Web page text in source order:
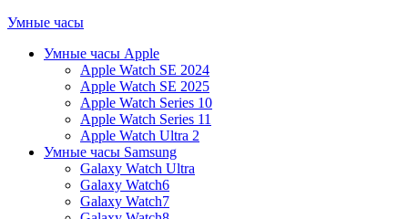
Умные часы
Умные часы Apple
Apple Watch SE 2024
Apple Watch SE 2025
Apple Watch Series 10
Apple Watch Series 11
Apple Watch Ultra 2
Умные часы Samsung
Galaxy Watch Ultra
Galaxy Watch6
Galaxy Watch7